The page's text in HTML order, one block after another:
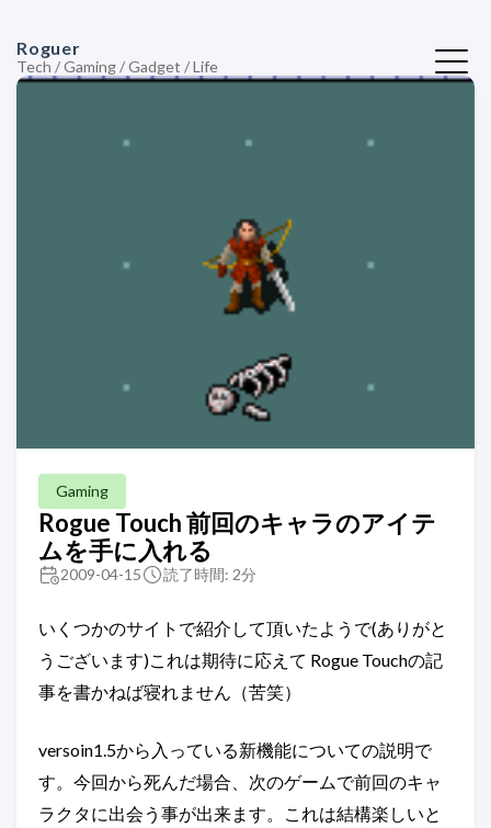
Roguer
Tech / Gaming / Gadget / Life
Gaming
Rogue Touch 前回のキャラのアイテ
ムを手に入れる
2009-04-15 読了時間: 2分
いくつかのサイトで紹介して頂いたようで(ありがと
うございます)これは期待に応えて Rogue Touchの記
事を書かねば寝れません（苦笑）
versoin1.5から入っている新機能についての説明で
す。今回から死んだ場合、次のゲームで前回のキャ
ラクタに出会う事が出来ます。これは結構楽しいと